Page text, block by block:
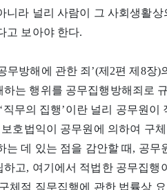
니라 널리 사람이 그 사회생활상
고 보아야 한다.
무방해에 관한 죄’(제2편 제8장)
는 행위를 공무집행방해죄로
무의 집행’이란 널리 공무원이
호법익이 공무원에 의하여 구
데 있는 점을 감안할 때, 공무
고, 여기에서 적법한 공무집행
체적 직무집행에 관한 법률상